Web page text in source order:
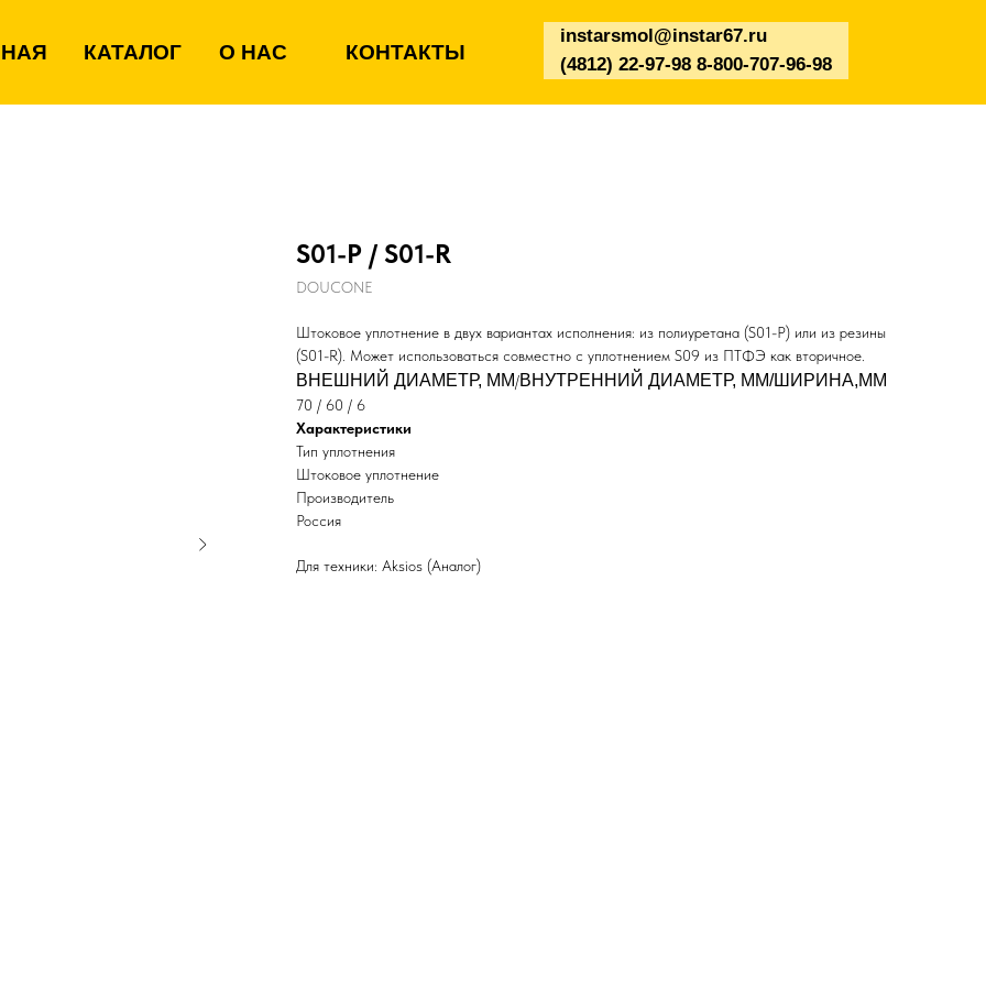
КАТАЛОГ О НАС КОНТАКТЫ
(4812) 22-97-98 8-800-707-96-98
instarsmol@instar67.ru
S01-P / S01-R
DOUCONE
Штоковое уплотнение в двух вариантах исполнения: из полиуретана (S01-P) или из резины
(S01-R). Может использоваться совместно с уплотнением S09 из ПТФЭ как вторичное.
ВНЕШНИЙ ДИАМЕТР, ММ/ВНУТРЕННИЙ ДИАМЕТР, ММ/ШИРИНА,ММ
70 / 60 / 6
Характеристики
Тип уплотнения
Штоковое уплотнение
Производитель
Россия
Для техники: Aksios (Аналог)